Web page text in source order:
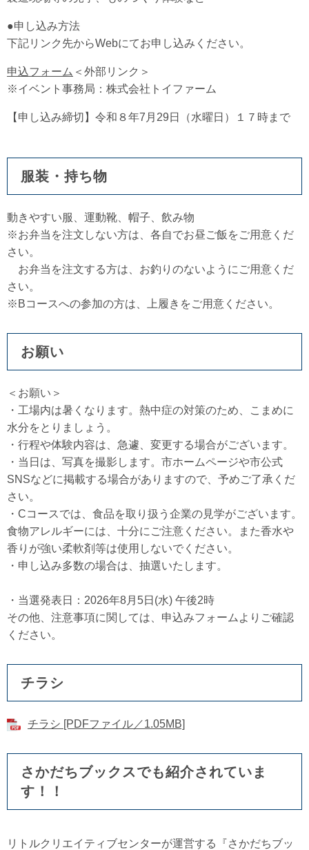
●申し込み方法
下記リンク先からWebにてお申し込みください。
申込フォーム ＜外部リンク＞
※イベント事務局：株式会社トイファーム
【申し込み締切】令和８年7月29日（水曜日）１７時まで
服装・持ち物
動きやすい服、運動靴、帽子、飲み物
※お弁当を注文しない方は、各自でお昼ご飯をご用意くだ
さい。
お弁当を注文する方は、お釣りのないようにご用意くだ
さい。
※Bコースへの参加の方は、上履きをご用意ください。
お願い
＜お願い＞
・工場内は暑くなります。熱中症の対策のため、こまめに
水分をとりましょう。
・行程や体験内容は、急遽、変更する場合がございます。
・当日は、写真を撮影します。市ホームページや市公式
SNSなどに掲載する場合がありますので、予めご了承くだ
さい。
・Cコースでは、食品を取り扱う企業の見学がございます。
食物アレルギーには、十分にご注意ください。また香水や
香りが強い柔軟剤等は使用しないでください。
・申し込み多数の場合は、抽選いたします。
・当選発表日：2026年8月5日(水) 午後2時
その他、注意事項に関しては、申込みフォームよりご確認
ください。
チラシ
チラシ [PDFファイル／1.05MB]
さかだちブックスでも紹介されていま
す！！
リトルクリエイティブセンターが運営する『さかだちブッ